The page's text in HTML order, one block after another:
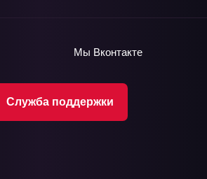
Служба поддержки
Мы Вконтакте